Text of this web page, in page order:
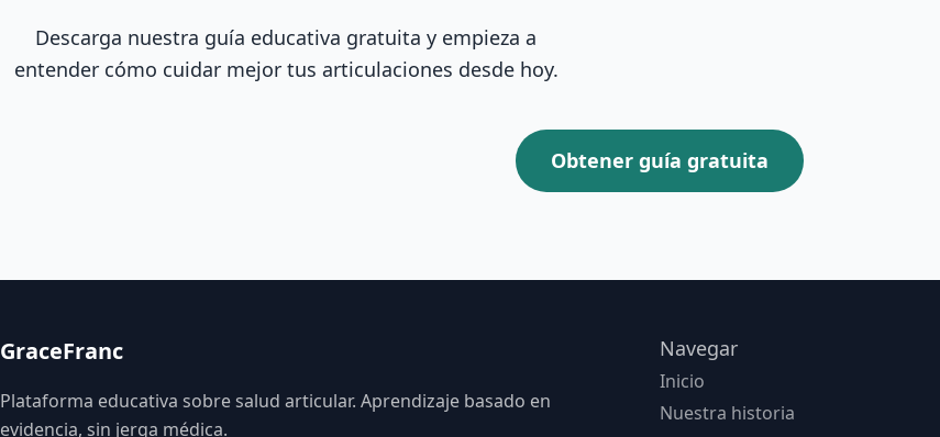
Descarga nuestra guía educativa gratuita y empieza a
entender cómo cuidar mejor tus articulaciones desde hoy.
Obtener guía gratuita
GraceFranc
Plataforma educativa sobre salud articular. Aprendizaje basado en
evidencia, sin jerga médica.
Navegar
Inicio
Nuestra historia